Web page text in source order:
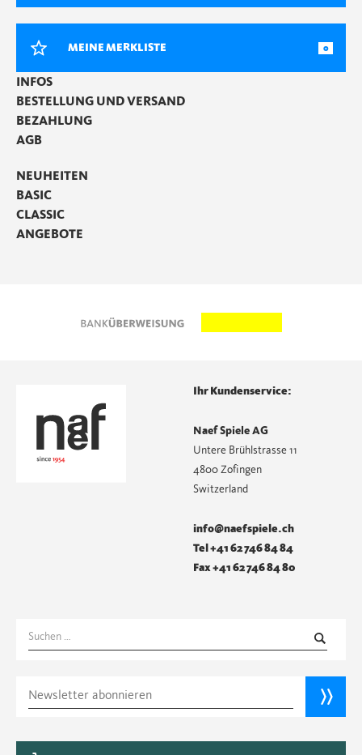
MEINE MERKLISTE 0
INFOS
BESTELLUNG UND VERSAND
BEZAHLUNG
AGB
NEUHEITEN
BASIC
CLASSIC
ANGEBOTE
Ihr Kundenservice:
Naef Spiele AG
Untere Brühlstrasse 11
4800 Zofingen
Switzerland
info@naefspiele.ch
Tel +41 62 746 84 84
Fax +41 62 746 84 80
Suchen
nach: